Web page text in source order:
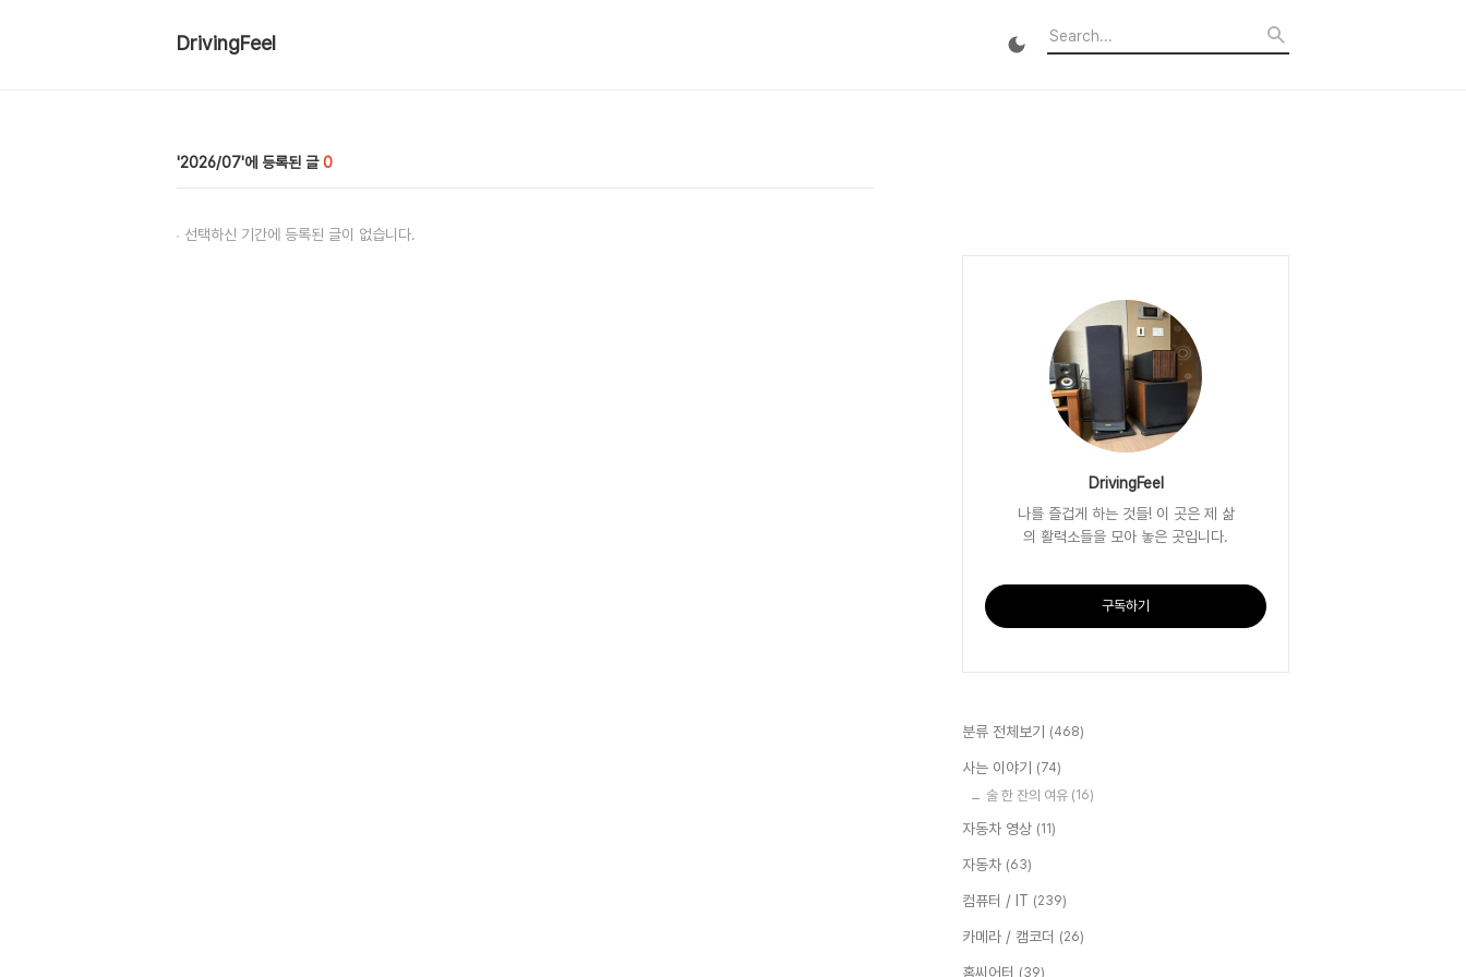
DrivingFeel
2026/07 0
선택하신 기간에 등록된 글이 없습니다.
DrivingFeel
나를 즐겁게 하는 것들! 이 곳은 제 삶
의 활력소들을 모아 놓은 곳입니다.
구독하기
분류 전체보기 (468)
사는 이야기 (74)
술 한 잔의 여유 (16)
자동차 영상 (11)
자동차 (63)
컴퓨터 / IT (239)
카메라 / 캠코더 (26)
홈씨어터 (39)